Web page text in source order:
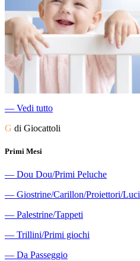
― Vedi tutto
G di Giocattoli
Primi Mesi
― Dou Dou/Primi Peluche
― Giostrine/Carillon/Proiettori/Luci
― Palestrine/Tappeti
― Trillini/Primi giochi
― Da Passeggio